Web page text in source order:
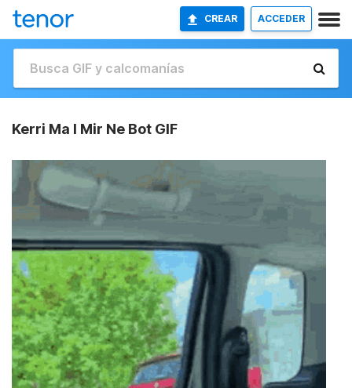
CREAR ACCEDER
Kerri Ma I Mir Ne Bot GIF